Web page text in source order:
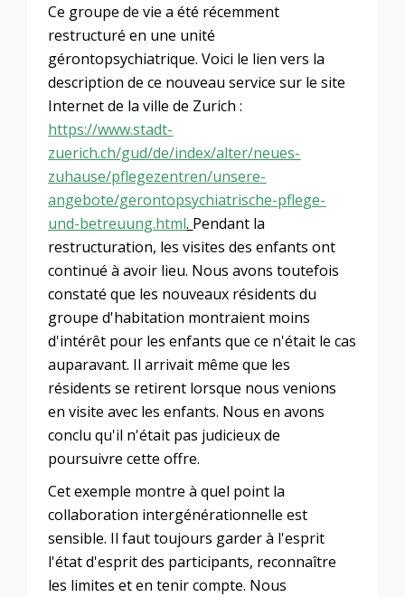
Ce groupe de vie a été récemment
restructuré en une unité
gérontopsychiatrique. Voici le lien vers la
description de ce nouveau service sur le site
Internet de la ville de Zurich :
https://www.stadt-
zuerich.ch/gud/de/index/alter/neues-
zuhause/pflegezentren/unsere-
angebote/gerontopsychiatrische-pflege-
und-betreuung.html. Pendant la
restructuration, les visites des enfants ont
continué à avoir lieu. Nous avons toutefois
constaté que les nouveaux résidents du
groupe d'habitation montraient moins
d'intérêt pour les enfants que ce n'était le cas
auparavant. Il arrivait même que les
résidents se retirent lorsque nous venions
en visite avec les enfants. Nous en avons
conclu qu'il n'était pas judicieux de
poursuivre cette offre.
Cet exemple montre à quel point la
collaboration intergénérationnelle est
sensible. Il faut toujours garder à l'esprit
l'état d'esprit des participants, reconnaître
les limites et en tenir compte. Nous